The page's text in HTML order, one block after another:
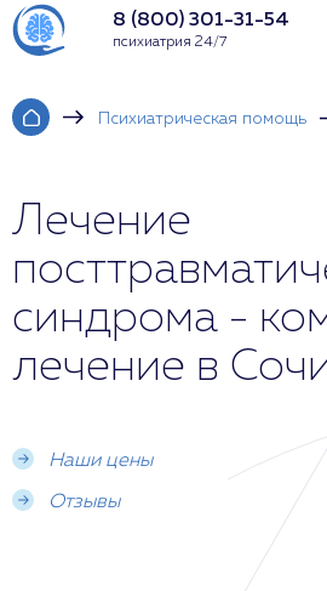
8 (800) 301-31-54
психиатрия 24/7
Психиатрическая помощь
Лечение
синдрома -
лечение в
Наши цены
Отзывы